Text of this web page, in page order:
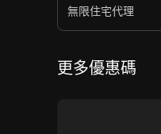
無限住宅代理
更多優惠碼